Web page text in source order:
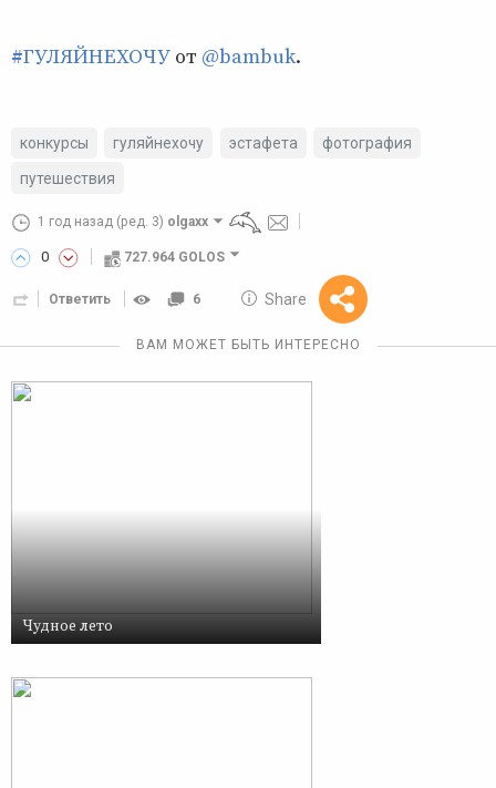
#ГУЛЯЙНЕХОЧУ от @bambuk.
конкурсы гуляйнехочу эстафета
фотография
путешествия
1 год назад (ред. 3) olgaxx
0 727.964 GOLOS
Ответить 6 Share
Reward
10 GOLOS
ВАМ МОЖЕТ БЫТЬ ИНТЕРЕСНО
Чудное лето